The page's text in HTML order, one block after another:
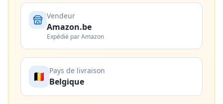
Vendeur
Amazon.be
Expédié par Amazon
🇧🇪 Pays de livraison
Belgique